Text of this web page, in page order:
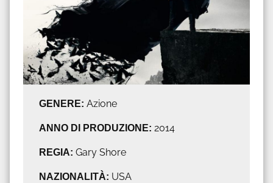
GENERE: Azione
ANNO DI PRODUZIONE: 2014
REGIA: Gary Shore
NAZIONALITÀ: USA